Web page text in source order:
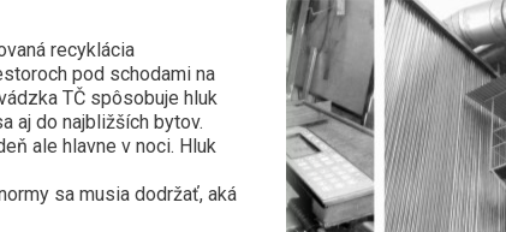
recyklácia
pod schodami na
TČ spôsobuje hluk
aj do najbližších bytov.
ale hlavne v noci. Hluk
sa musia dodržať, aká